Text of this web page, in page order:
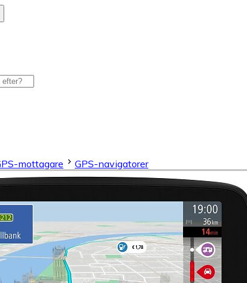
mottagare GPS-navigatorer